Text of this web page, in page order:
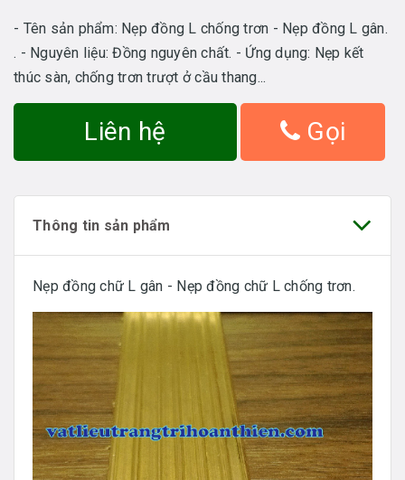
- Tên sản phẩm: Nẹp đồng L chống trơn - Nẹp đồng L gân.
. - Nguyên liệu: Đồng nguyên chất. - Ứng dụng: Nẹp kết
thúc sàn, chống trơn trượt ở cầu thang...
Liên hệ Gọi
Thông tin sản phẩm
Nẹp đồng chữ L gân - Nẹp đồng chữ L chống trơn.